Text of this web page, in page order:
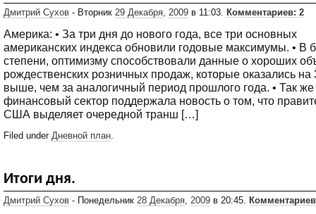
Дмитрий Сухов - Вторник 29 Декабря 2009 в 11:03. Комментариев: 2
Америка: • За три дня до нового года, все три основных
американских индекса обновили годовые максимумы. • В
степени, оптимизму способствовали данные о хороших
рождественских розничных продаж, которые оказались на
выше, чем за аналогичный период прошлого года. • Так же
финансовый сектор поддержала новость о том, что
США выделяет очередной транш […]
Filed under Дневной план
Итоги дня.
Дмитрий Сухов - Понедельник 28 Декабря 2009 в 20:45.